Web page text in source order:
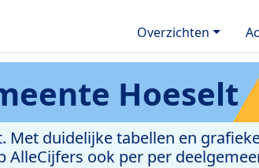
Overzichten
Hoeselt
duidelijke tabellen en
ook per per